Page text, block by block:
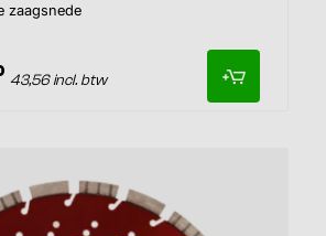
zaagsnede
43,56 incl. btw